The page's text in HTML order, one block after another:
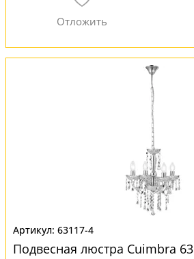
63117-4
Подвесная люстра Cuimbra